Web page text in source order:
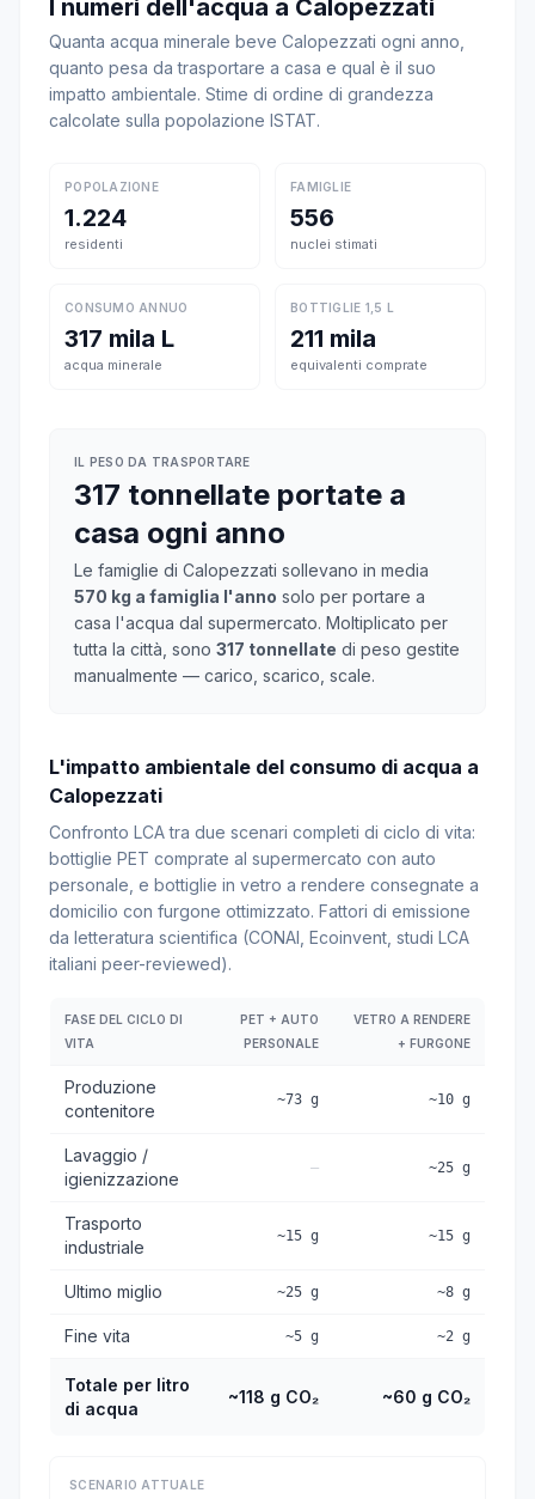
I numeri dell'acqua a Calopezzati
Quanta acqua minerale beve Calopezzati ogni anno,
quanto pesa da trasportare a casa e qual è il suo
impatto ambientale. Stime di ordine di grandezza
calcolate sulla popolazione ISTAT.
POPOLAZIONE
1.224
residenti
FAMIGLIE
556
nuclei stimati
CONSUMO ANNUO
317 mila L
acqua minerale
BOTTIGLIE 1,5 L
211 mila
equivalenti comprate
IL PESO DA TRASPORTARE
317 tonnellate portate a
casa ogni anno
Le famiglie di Calopezzati sollevano in media
570 kg a famiglia l'anno solo per portare a
casa l'acqua dal supermercato. Moltiplicato per
tutta la città, sono 317 tonnellate di peso gestite
manualmente — carico, scarico, scale.
L'impatto ambientale del consumo di acqua a
Calopezzati
Confronto LCA tra due scenari completi di ciclo di vita:
bottiglie PET comprate al supermercato con auto
personale, e bottiglie in vetro a rendere consegnate a
domicilio con furgone ottimizzato. Fattori di emissione
da letteratura scientifica (CONAI, Ecoinvent, studi LCA
italiani peer-reviewed).
FASE DEL CICLO DI
VITA
PET + AUTO
PERSONALE
VETRO A RENDERE
+ FURGONE
Produzione
contenitore
~73 g ~10 g
Lavaggio /
igienizzazione
— ~25 g
Trasporto
industriale
~15 g ~15 g
Ultimo miglio ~25 g ~8 g
Fine vita ~5 g ~2 g
Totale per litro
di acqua
~118 g CO₂ ~60 g CO₂
SCENARIO ATTUALE